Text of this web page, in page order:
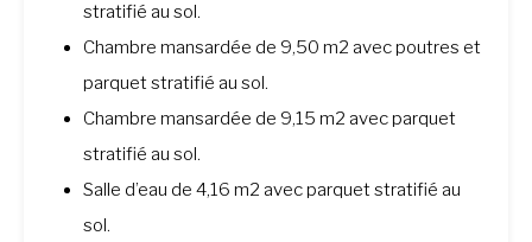
stratifié au sol.
Chambre mansardée de 9,50 m2 avec poutres et
parquet stratifié au sol.
Chambre mansardée de 9,15 m2 avec parquet
stratifié au sol.
Salle d’eau de 4,16 m2 avec parquet stratifié au
sol.